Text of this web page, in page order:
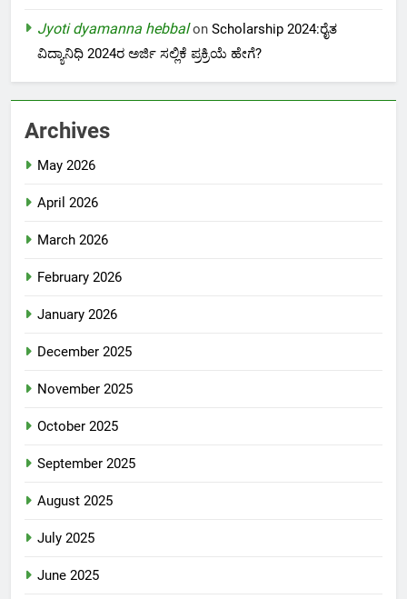
Jyoti dyamanna hebbalon Scholarship 2024:ರೈತ
ವಿದ್ಯಾನಿಧಿ 2024ರ ಅರ್ಜಿ ಸಲ್ಲಿಕೆ ಪ್ರಕ್ರಿಯೆ ಹೇಗೆ?
Archives
May 2026
April 2026
March 2026
February 2026
January 2026
December 2025
November 2025
October 2025
September 2025
August 2025
July 2025
June 2025